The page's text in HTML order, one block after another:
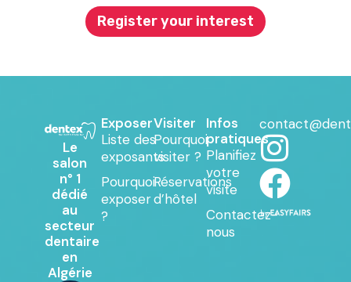
Register your interest
Le
salon
n° 1
dédié
au
secteur
dentaire
en
Algérie
Exposer
Liste des
exposants
Pourquoi
exposer
?
Visiter
Pourquoi
visiter ?
Réservations
d’hôtel
Infos
pratiques
Planifiez
votre
visite
Contactez-
nous